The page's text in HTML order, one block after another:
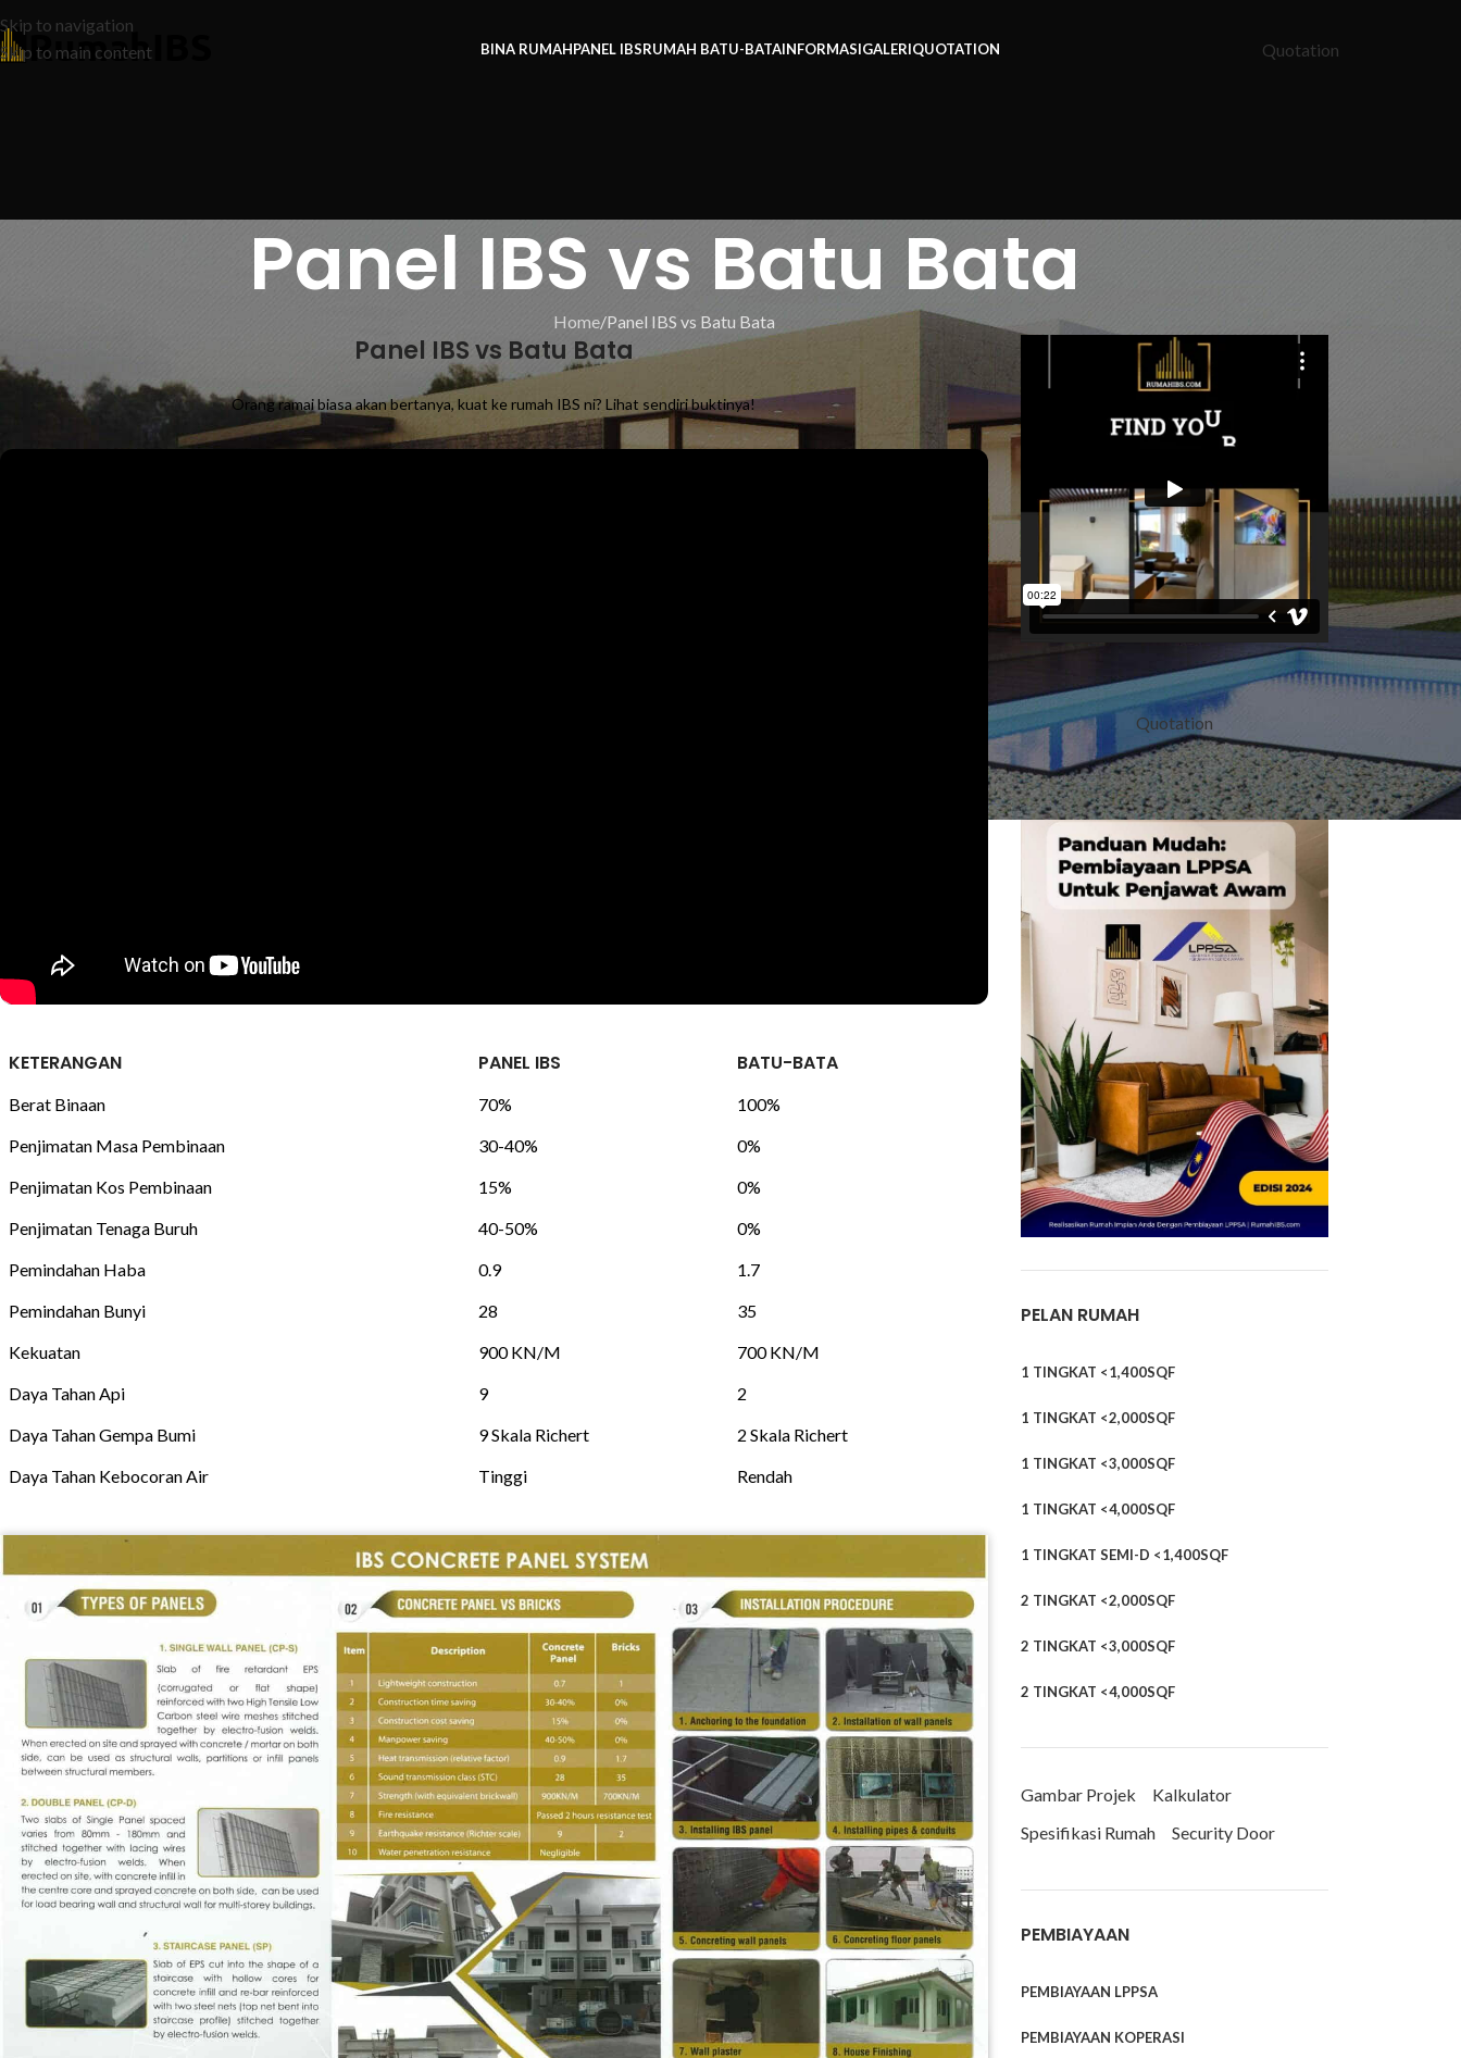
Skip to navigation
Skip to main content
BINA RUMAHPANEL IBSRUMAH BATU-BATAINFORMASIGALERIQUOTATION Quotation
Panel IBS vs Batu Bata
Home Panel IBS vs Batu Bata
Panel IBS vs Batu Bata
Orang ramai biasa akan bertanya, kuat ke rumah IBS ni? Lihat sendiri buktinya!
KETERANGAN PANEL IBS BATU-BATA
Berat Binaan 70%
100%
Penjimatan Masa Pembinaan
30-40%
0%
Penjimatan Kos Pembinaan
15%
0%
Penjimatan Tenaga Buruh
40-50%
0%
Pemindahan Haba
0.9
1.7
Pemindahan Bunyi
28
35
Kekuatan
900 KN/M
700 KN/M
Daya Tahan Api
9
2
Daya Tahan Gempa Bumi
9 Skala Richert
2 Skala Richert
Daya Tahan Kebocoran Air
Tinggi Rendah
Quotation
PELAN RUMAH
1 TINGKAT <1,400SQF
1 TINGKAT <2,000SQF
1 TINGKAT <3,000SQF
1 TINGKAT <4,000SQF
1 TINGKAT SEMI-D <1,400SQF
2 TINGKAT <2,000SQF
2 TINGKAT <3,000SQF
2 TINGKAT <4,000SQF
Gambar Projek
Kalkulator
Spesifikasi Rumah
Security Door
PEMBIAYAAN
PEMBIAYAAN LPPSA
PEMBIAYAAN KOPERASI